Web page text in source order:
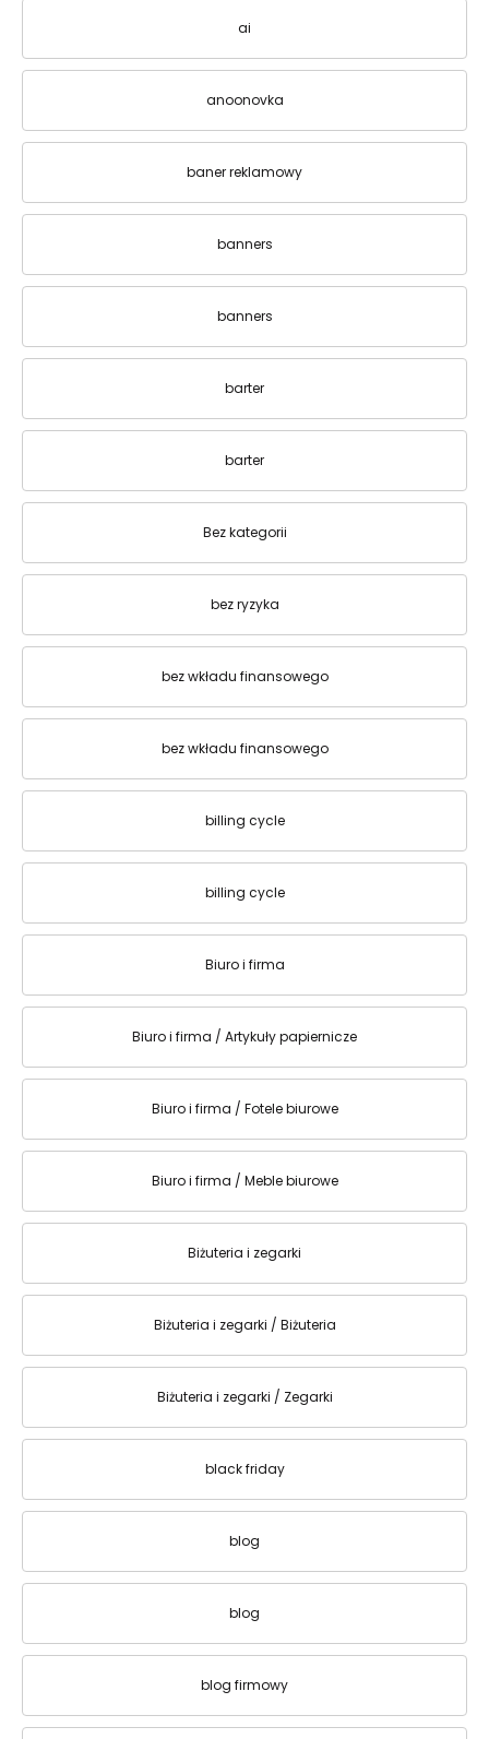
ai
anoonovka
baner reklamowy
banners
banners
barter
barter
Bez kategorii
bez ryzyka
bez wkładu finansowego
bez wkładu finansowego
billing cycle
billing cycle
Biuro i firma
Biuro i firma / Artykuły papiernicze
Biuro i firma / Fotele biurowe
Biuro i firma / Meble biurowe
Biżuteria i zegarki
Biżuteria i zegarki / Biżuteria
Biżuteria i zegarki / Zegarki
black friday
blog
blog
blog firmowy